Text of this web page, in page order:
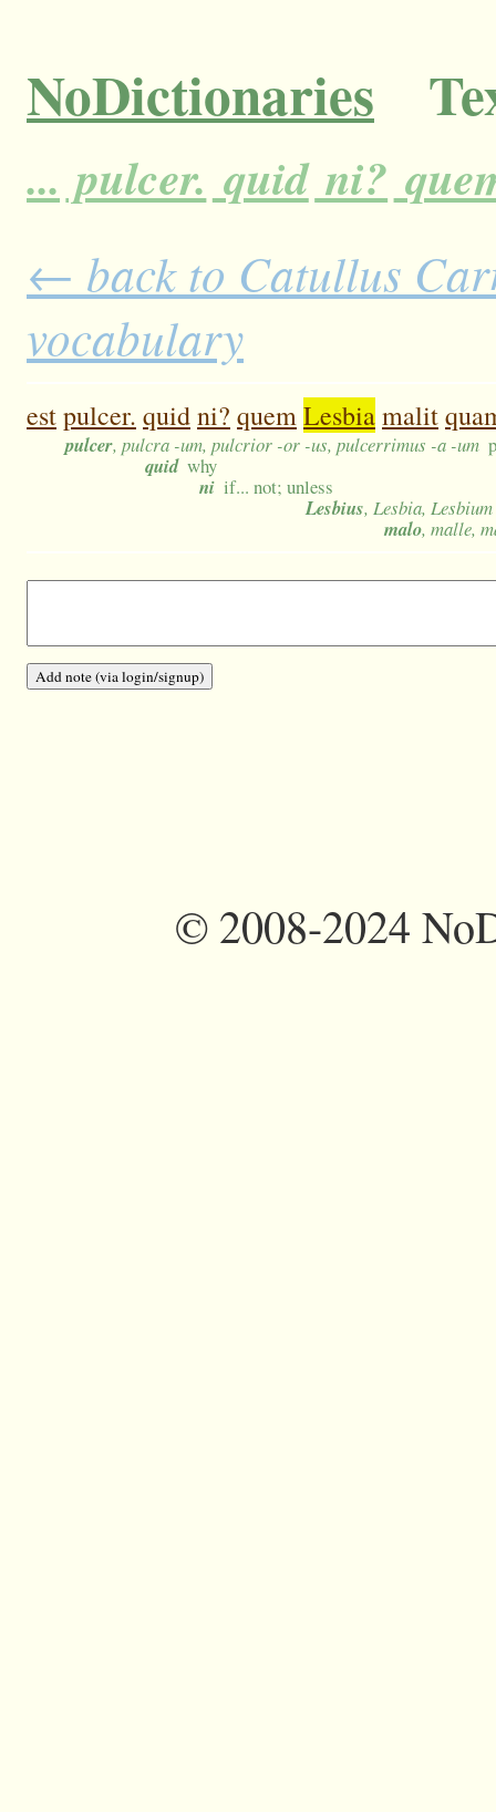
NoDictionaries
... pulcer. quid ni?
← back to Catullus
vocabulary
estpulcer. quidni? quemLesbiamalit
pulcer, pulcra -um, pulcrior -or -us, pulcerrimus -a -um
quid why
ni if... not; unless
Lesbius, Lesbia, Lesbium
malo, malle,
©2008-2024